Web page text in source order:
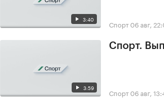
3:40 Спорт 06 авг,
3:59
Спорт.
Спорт 06 авг,